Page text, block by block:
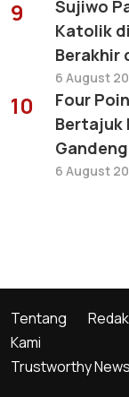
9
Sujiwo
Katolik
Berakhir
6 August
10
Four
Bertajuk
6 August
Trustworthy News
Tentang
Kami